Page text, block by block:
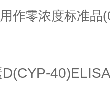
作零浓度标准品